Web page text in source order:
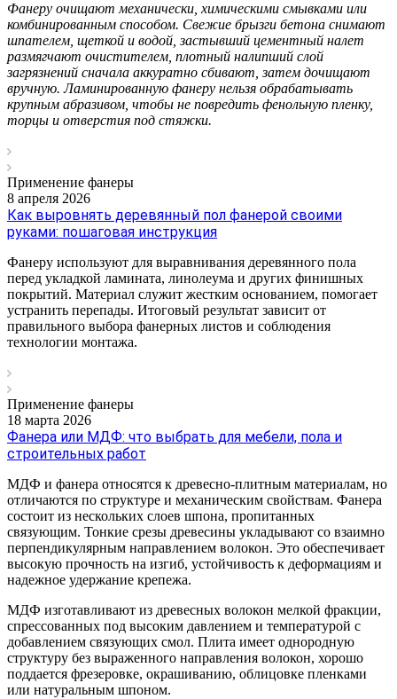
Фанеру очищают механически, химическими смывками или
комбинированным способом. Свежие брызги бетона снимают
шпателем, щеткой и водой, застывший цементный налет
размягчают очистителем, плотный налипший слой
загрязнений сначала аккуратно сбивают, затем дочищают
вручную. Ламинированную фанеру нельзя обрабатывать
крупным абразивом, чтобы не повредить фенольную пленку,
торцы и отверстия под стяжки.
Применение фанеры
8 апреля 2026
Как выровнять деревянный пол фанерой своими
руками: пошаговая инструкция
Фанеру используют для выравнивания деревянного пола
перед укладкой ламината, линолеума и других финишных
покрытий. Материал служит жестким основанием, помогает
устранить перепады. Итоговый результат зависит от
правильного выбора фанерных листов и соблюдения
технологии монтажа.
Применение фанеры
18 марта 2026
Фанера или МДФ: что выбрать для мебели, пола и
строительных работ
МДФ и фанера относятся к древесно-плитным материалам, но
отличаются по структуре и механическим свойствам. Фанера
состоит из нескольких слоев шпона, пропитанных
связующим. Тонкие срезы древесины укладывают со взаимно
перпендикулярным направлением волокон. Это обеспечивает
высокую прочность на изгиб, устойчивость к деформациям и
надежное удержание крепежа.
МДФ изготавливают из древесных волокон мелкой фракции,
спрессованных под высоким давлением и температурой с
добавлением связующих смол. Плита имеет однородную
структуру без выраженного направления волокон, хорошо
поддается фрезеровке, окрашиванию, облицовке пленками
или натуральным шпоном.